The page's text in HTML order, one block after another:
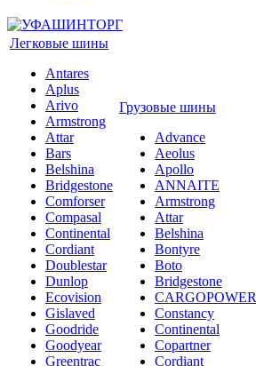
Легковые шины
Antares
Aplus
Arivo
Armstrong
Attar
Bars
Belshina
Bridgestone
Comforser
Compasal
Continental
Cordiant
Doublestar
Dunlop
Ecovision
Gislaved
Goodride
Goodyear
Greentrac
Грузовые шины
Advance
Aeolus
Apollo
ANNAITE
Armstrong
Attar
Belshina
Bontyre
Boto
Bridgestone
CARGOPOWER
Constancy
Continental
Copartner
Cordiant